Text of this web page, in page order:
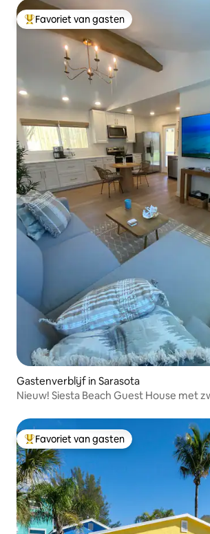
Topfavoriet van gasten
Favoriet van gasten
Gastenverblijf in Sarasota
Nieuw! Siesta Beach Guest House met
Topfavoriet van gasten
Favoriet van gasten